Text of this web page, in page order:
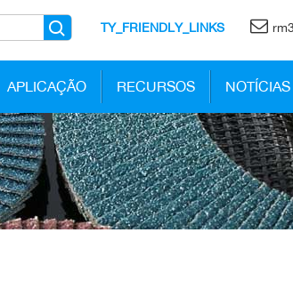
TY_FRIENDLY_LINKS
APLICAÇÃO RECURSOS NOTÍCIAS